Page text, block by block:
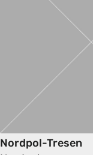
Nordpol-Tresen